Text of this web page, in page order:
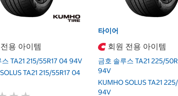
용 아이템
TA21 215/55R17 04 94V
TA21 215/55R17 04
타이어
회원 전용 아이템
금호 솔루스 TA21 225/
94V
KUMHO SOLUS TA21
94V